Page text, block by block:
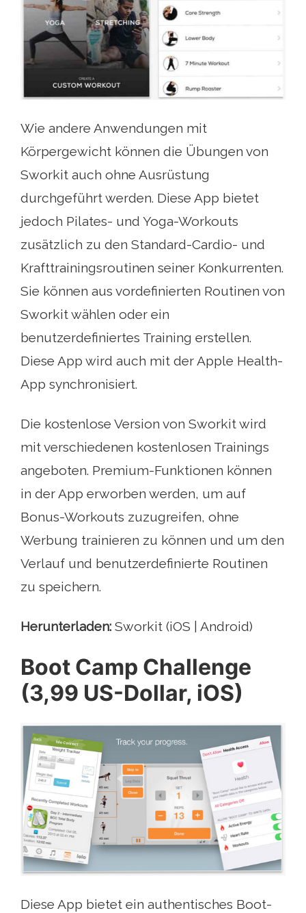
Wie andere Anwendungen mit
Körpergewicht können die Übungen von
Sworkit auch ohne Ausrüstung
durchgeführt werden. Diese App bietet
jedoch Pilates- und Yoga-Workouts
zusätzlich zu den Standard-Cardio- und
Krafttrainingsroutinen seiner Konkurrenten.
Sie können aus vordefinierten Routinen von
Sworkit wählen oder ein
benutzerdefiniertes Training erstellen.
Diese App wird auch mit der Apple Health-
App synchronisiert.
Die kostenlose Version von Sworkit wird
mit verschiedenen kostenlosen Trainings
angeboten. Premium-Funktionen können
in der App erworben werden, um auf
Bonus-Workouts zuzugreifen, ohne
Werbung trainieren zu können und um den
Verlauf und benutzerdefinierte Routinen
zu speichern.
Herunterladen: Sworkit (iOS | Android)
Boot Camp Challenge
(3,99 US-Dollar, iOS)
Diese App bietet ein authentisches Boot-